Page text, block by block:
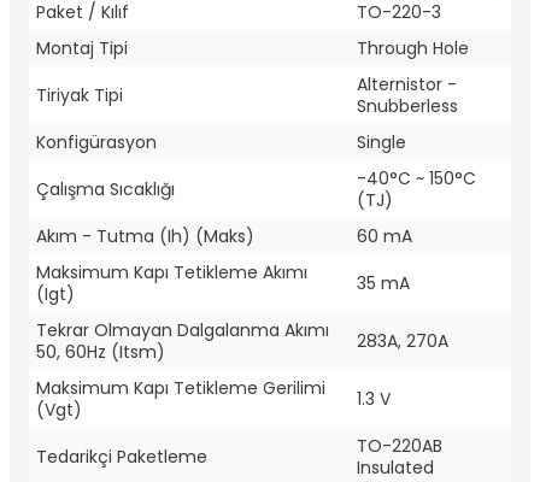
Paket / Kılıf
TO-220-3
Montaj Tipi
Through Hole
Tiriyak Tipi
Alternistor -
Snubberless
Konfigürasyon
Single
Çalışma Sıcaklığı
-40°C ~ 150°C
(TJ)
Akım - Tutma (Ih) (Maks)
60 mA
Maksimum Kapı Tetikleme Akımı
(Igt)
35 mA
Tekrar Olmayan Dalgalanma Akımı
50, 60Hz (Itsm)
283A, 270A
Maksimum Kapı Tetikleme Gerilimi
(Vgt)
1.3 V
Tedarikçi Paketleme
TO-220AB
Insulated